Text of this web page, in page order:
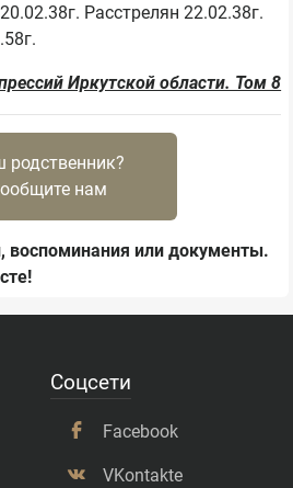
Расстрелян 22.02.38г.
Иркутской области. Том 8
родственник?
нам
воспоминания или документы.
Соцсети
Facebook
VKontakte